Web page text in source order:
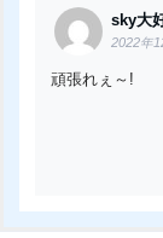
sky大
2022年
頑張れぇ～!